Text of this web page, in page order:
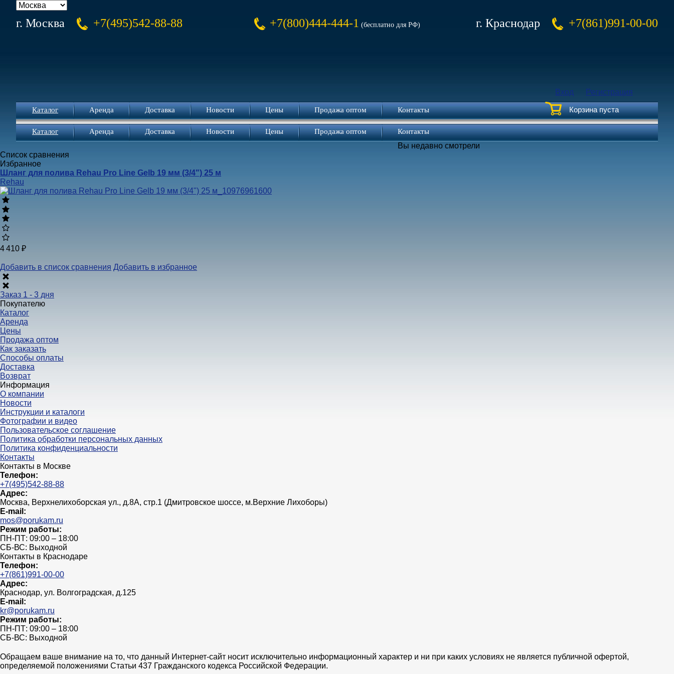
г. Москва +7(495)542-88-88 +7(800)444-444-1 (бесплатно для РФ) г. Краснодар +7(861)991-00-00
Вход Регистрация
Каталог Аренда Доставка Новости Цены Продажа оптом Контакты Корзина пуста
Каталог Аренда Доставка Новости Цены Продажа оптом Контакты
Вы недавно смотрели
Список сравнения
Избранное
Шланг для полива Rehau Pro Line Gelb 19 мм (3/4ʺ) 25 м
Rehau
4 410 ₽
Добавить в список сравнения Добавить в избранное
Заказ 1 - 3 дня
Покупателю
Каталог
Аренда
Цены
Продажа оптом
Как заказать
Способы оплаты
Доставка
Возврат
Информация
О компании
Новости
Инструкции и каталоги
Фотографии и видео
Пользовательское соглашение
Политика обработки персональных данных
Политика конфиденциальности
Контакты
Контакты в Москве
Телефон:
+7(495)542-88-88
Адрес:
Москва, Верхнелихоборская ул., д.8А, стр.1 (Дмитровское шоссе, м.Верхние Лихоборы)
E-mail:
mos@porukam.ru
Режим работы:
ПН-ПТ: 09:00 – 18:00
СБ-ВС: Выходной
Контакты в Краснодаре
Телефон:
+7(861)991-00-00
Адрес:
Краснодар, ул. Волгоградская, д.125
E-mail:
kr@porukam.ru
Режим работы:
ПН-ПТ: 09:00 – 18:00
СБ-ВС: Выходной
Обращаем ваше внимание на то, что данный Интернет-сайт носит исключительно информационный характер и ни при каких условиях не является публичной офертой,
определяемой положениями Статьи 437 Гражданского кодекса Российской Федерации.